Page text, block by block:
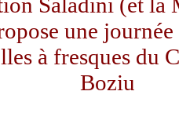
une
à fresques du
Boziu